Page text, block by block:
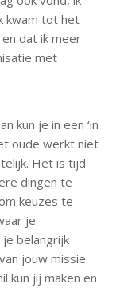
kwam tot het
dat ik meer
met
kun je in een ‘in
oude werkt niet
Het is tijd
dingen te
keuzes te
je
belangrijk
jouw missie.
kun jij maken en